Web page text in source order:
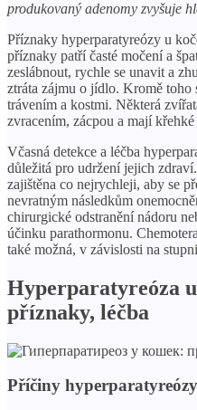
produkovaný adenomy zvyšuje
Příznaky hyperparatyreózy u
příznaky patří časté močení a
zeslábnout, rychle se unavit a
ztráta zájmu o jídlo. Kromě toho
trávením a kostmi. Některá
zvracením, zácpou a mají
Včasná detekce a léčba
důležitá pro udržení jejich
zajištěna co nejrychleji, aby se
nevratným následkům
chirurgické odstranění nádoru
účinku parathormonu.
také možná, v závislosti na
Hyperparatyreóza
příznaky, léčba
Příčiny